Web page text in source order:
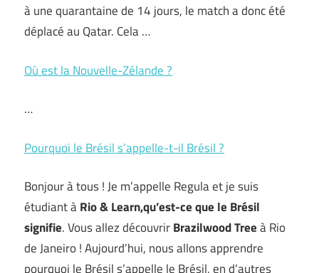
à une quarantaine de 14 jours, le match a donc été
déplacé au Qatar. Cela …
Où est la Nouvelle-Zélande ?
…
Pourquoi le Brésil s’appelle-t-il Brésil ?
Bonjour à tous ! Je m’appelle Regula et je suis
étudiant àRio & Learn,qu’est-ce que le Brésil
signifie. Vous allez découvrirBrazilwood Treeà Rio
de Janeiro ! Aujourd’hui, nous allons apprendre
pourquoi le Brésil s’appelle le Brésil, en d’autres